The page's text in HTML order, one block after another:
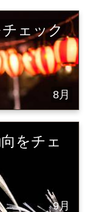
ェック
8月
をチェ
9月